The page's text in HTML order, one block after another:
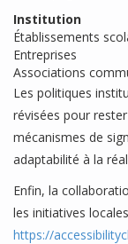
Institution
Établissements
Entreprises
Associations
Les politiques
révisées pour
mécanismes de
adaptabilité à la
Enfin, la
les initiatives
https://